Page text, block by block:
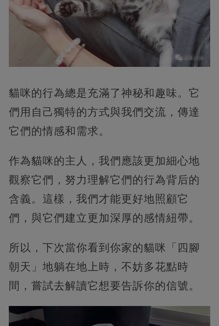
貓咪的行為總是充滿了神秘和趣味。它
們用自己獨特的方式與我們交流，傳達
它們的情感和需求。
作為貓咪的主人，我們應該更加細心地
觀察它們，努力理解它們的行為背后的
含義。這樣，我們才能更好地照顧它
們，與它們建立更加深厚的感情紐帶。
所以，下次當你看到你家的貓咪「四腳
朝天」地躺在地上時，不妨多花點時
間，嘗試去解讀它想要告訴你的信號。